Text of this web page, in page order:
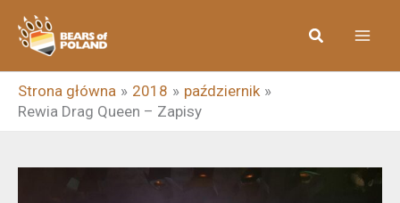
Przejdź
Szukaj
Strona główna 2018
październik
Rewia Drag Queen – Zapisy